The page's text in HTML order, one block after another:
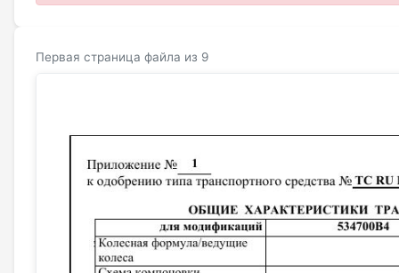
Первая страница файла из 9